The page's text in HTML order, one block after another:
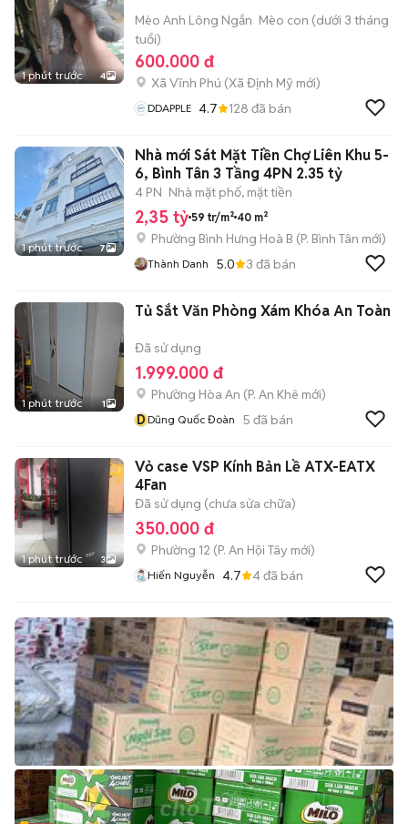
1 phút trước 4
Mèo Anh Lông Ngắn Mèo con (dưới 3 tháng
tuổi)
600.000 đ
Xã Vĩnh Phú (Xã Định Mỹ mới)
DDAPPLE 4.7 128 đã bán
1 phút trước 7
Nhà mới Sát Mặt Tiền Chợ Liên Khu 5-
6, Bình Tân 3 Tầng 4PN 2.35 tỷ
4 PN Nhà mặt phố, mặt tiền
2,35 tỷ 59 tr/m² 40 m²
Phường Bình Hưng Hoà B (P. Bình Tân mới)
Thành Danh 5.0 3 đã bán
1 phút trước 1
Tủ Sắt Văn Phòng Xám Khóa An Toàn
Đã sử dụng
1.999.000 đ
Phường Hòa An (P. An Khê mới)
DDũng Quốc Đoàn 5 đã bán
1 phút trước 3
Vỏ case VSP Kính Bản Lề ATX-EATX
4Fan
Đã sử dụng (chưa sửa chữa)
350.000 đ
Phường 12 (P. An Hội Tây mới)
Hiến Nguyễn 4.7 4đã bán